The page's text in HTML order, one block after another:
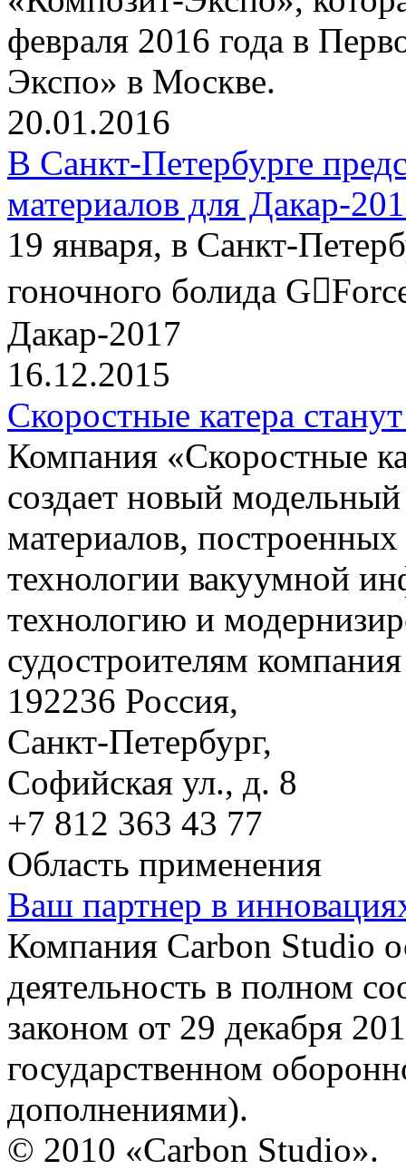
февраля 2016 года в
Экспо» в Москве.
20.01.2016
В Санкт-Петербурге
материалов для Дакар-
19 января, в Санкт-
гоночного болида
Дакар-2017
16.12.2015
Скоростные катера
Компания
создает новый
материалов,
технологии вакуумной
технологию и
судостроителям
192236 Россия,
Санкт-Петербург,
Софийская ул., д. 8
+7 812 363 43 77
Область применения
Ваш партнер в
Компания Carbon Studio
деятельность в полном
законом от 29 декабря
государственном
дополнениями).
© 2010 «Carbon Studio».